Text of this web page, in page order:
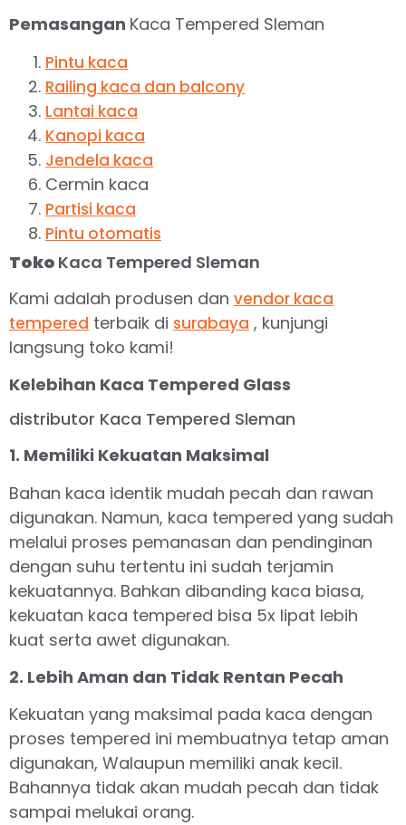
Pemasangan Kaca Tempered Sleman
Pintu kaca
Railing kaca dan balcony
Lantai kaca
Kanopi kaca
Jendela kaca
Cermin kaca
Partisi kaca
Pintu otomatis
Toko Kaca Tempered Sleman
Kami adalah produsen dan vendor kaca
tempered terbaik di surabaya , kunjungi
langsung toko kami!
Kelebihan Kaca Tempered Glass
distributor Kaca Tempered Sleman
1. Memiliki Kekuatan Maksimal
Bahan kaca identik mudah pecah dan rawan
digunakan. Namun, kaca tempered yang sudah
melalui proses pemanasan dan pendinginan
dengan suhu tertentu ini sudah terjamin
kekuatannya. Bahkan dibanding kaca biasa,
kekuatan kaca tempered bisa 5x lipat lebih
kuat serta awet digunakan.
2. Lebih Aman dan Tidak Rentan Pecah
Kekuatan yang maksimal pada kaca dengan
proses tempered ini membuatnya tetap aman
digunakan, Walaupun memiliki anak kecil.
Bahannya tidak akan mudah pecah dan tidak
sampai melukai orang.